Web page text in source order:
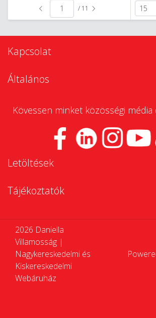
/ 11
Kapcsolat
Általános
Kövessen minket közösségi média
Letöltések
Tájékoztatók
2026 Daniella
Villamosság |
Nagykereskedelmi és
Kiskereskedelmi
Webáruház